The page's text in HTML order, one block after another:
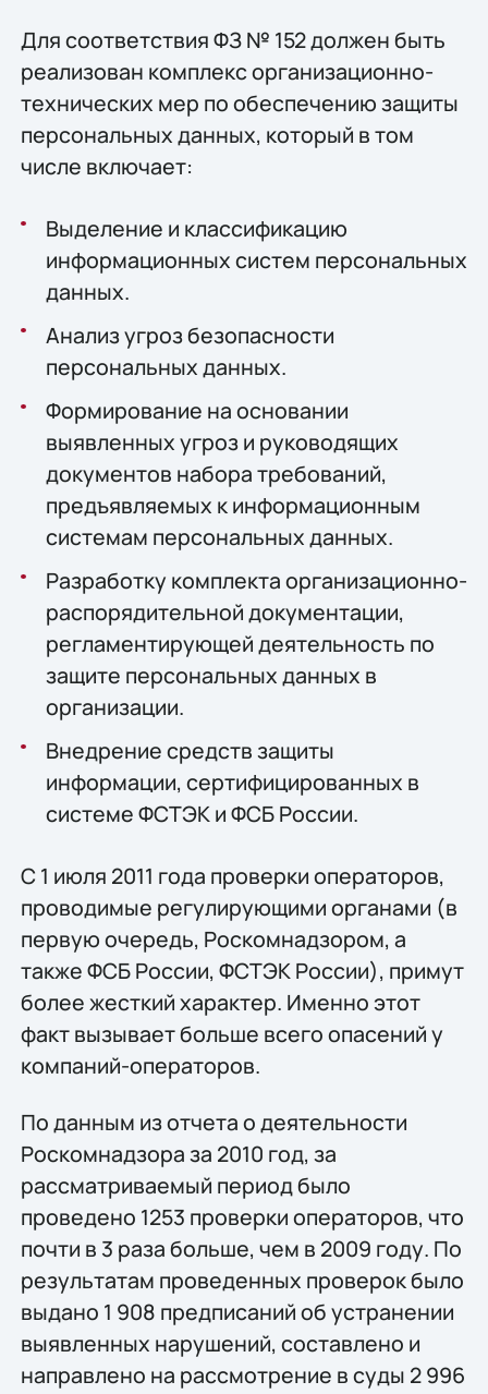
Для соответствия ФЗ № 152 должен быть
реализован комплекс организационно-
технических мер по обеспечению защиты
персональных данных, который в том
числе включает:
Выделение и классификацию
информационных систем персональных
данных.
Анализ угроз безопасности
персональных данных.
Формирование на основании
выявленных угроз и руководящих
документов набора требований,
предъявляемых к информационным
системам персональных данных.
Разработку комплекта организационно-
распорядительной документации,
регламентирующей деятельность по
защите персональных данных в
организации.
Внедрение средств защиты
информации, сертифицированных в
системе ФСТЭК и ФСБ России.
С 1 июля 2011 года проверки операторов,
проводимые регулирующими органами (в
первую очередь, Роскомнадзором, а
также ФСБ России, ФСТЭК России), примут
более жесткий характер. Именно этот
факт вызывает больше всего опасений у
компаний-операторов.
По данным из отчета о деятельности
Роскомнадзора за 2010 год, за
рассматриваемый период было
проведено 1253 проверки операторов, что
почти в 3 раза больше, чем в 2009 году. По
результатам проведенных проверок было
выдано 1 908 предписаний об устранении
выявленных нарушений, составлено и
направлено на рассмотрение в суды 2 996